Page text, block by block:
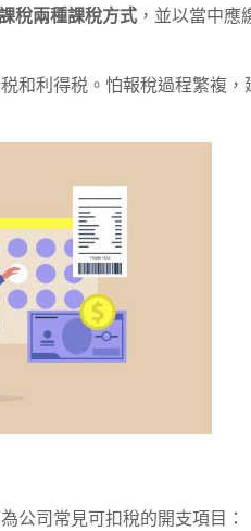
稅兩種課稅方式 ，並以當中
和利得税。怕報稅過程繁複，
公司常見可扣稅的開支項目：